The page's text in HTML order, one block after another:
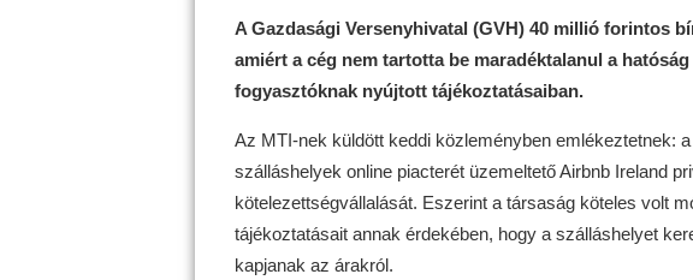
A Gazdasági Versenyhivatal (GVH) 40 millió forintos
amiért a cég nem tartotta be maradéktalanul a
fogyasztóknak nyújtott tájékoztatásaiban.
Az MTI-nek küldött keddi közleményben emlékeztetnek:
szálláshelyek online piacterét üzemeltető Airbnb Ireland
kötelezettségvállalását. Eszerint a társaság köteles volt
tájékoztatásait annak érdekében, hogy a szálláshelyet
kapjanak az árakról.